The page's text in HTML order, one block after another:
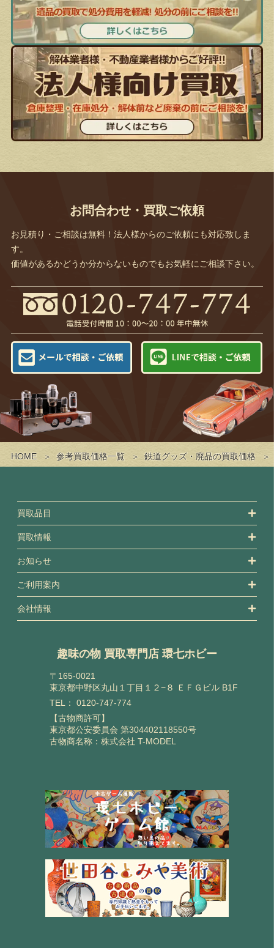
HOME 参考買取価格一覧 鉄道グッズ・廃品の買取価格
お問合わせ・買取ご依頼
お見積り・ご相談は無料！法人様からのご依頼にも対応致しま
す。
価値があるかどうか分からないものでもお気軽にご相談下さい。
買取品目
買取情報
お知らせ
ご利用案内
会社情報
趣味の物 買取専門店 環七ホビー
〒165-0021
東京都中野区丸山１丁目１２−８ ＥＦＧビル B1F
TEL： 0120-747-774
【古物商許可】
東京都公安委員会 第304402118550号
古物商名称：株式会社 T-MODEL